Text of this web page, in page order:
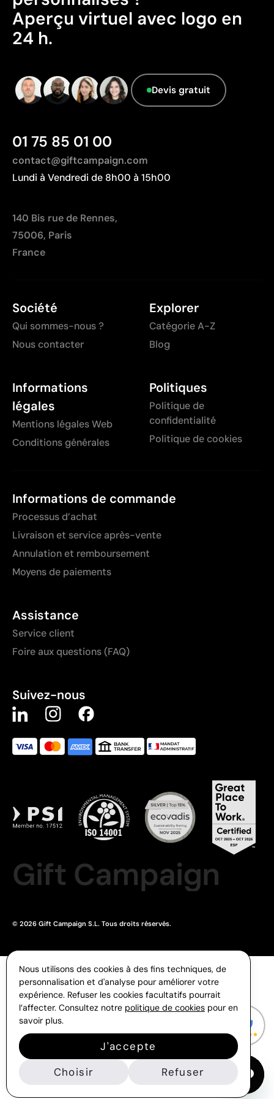
Données avancées - Points: 0 / 5
Le fournisseur ne dispose pas de cette
information.
Aperçu virtuel avec logo en
24 h.
Devis gratuit
01 75 85 01 00
contact@giftcampaign.com
Lundi à Vendredi de 8h00 à 15h00
140 Bis rue de Rennes,
75006, Paris
France
Société
Qui sommes-nous ?
Nous contacter
Explorer
Catégorie A-Z
Blog
Informations
légales
Mentions légales Web
Conditions générales
Politiques
Politique de
confidentialité
Politique de cookies
Informations de commande
Processus d’achat
Livraison et service après-vente
Annulation et remboursement
Moyens de paiements
Assistance
Service client
Foire aux questions (FAQ)
Suivez-nous
Gift Campaign
© 2026 Gift Campaign S.L. Tous droits réservés.
Nous utilisons des cookies à des fins techniques, de
personnalisation et d'analyse pour améliorer votre
expérience. Refuser les cookies facultatifs pourrait
l’affecter. Consultez notre politique de cookies pour en
savoir plus.
J'accepte
Choisir
Refuser